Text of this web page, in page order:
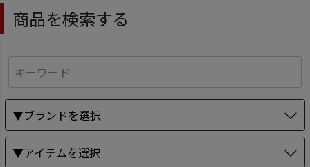
商品を検索する
▼ブランドを選択
▼アイテムを選択